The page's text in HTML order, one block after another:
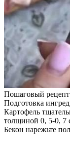
Пошаговый
Подготовка
Картофель
толщиной 0, 5-0, 7
Бекон нарежьте